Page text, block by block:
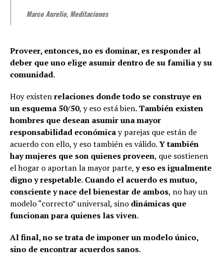
Marco Aurelio, Meditaciones
Proveer, entonces, no es dominar, es responder al
deber que uno elige asumir dentro de su familia y su
comunidad.
Hoy existenrelaciones donde todo se construye en
un esquema 50/50, y eso está bien. También existen
hombres que desean asumir una mayor
responsabilidad económicay parejas que están de
acuerdo con ello, y eso también es válido.Y también
hay mujeres que son quienes proveen, que sostienen
el hogar o aportan la mayor parte,y eso es igualmente
digno y respetable. Cuando el acuerdo es mutuo,
consciente y nace del bienestar de ambos, no hay un
modelo “correcto” universal, sino dinámicas que
funcionan para quienes las viven.
Al final, no se trata de imponer un modelo único,
sino de encontrar acuerdos sanos.